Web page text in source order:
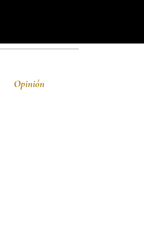
Opinión